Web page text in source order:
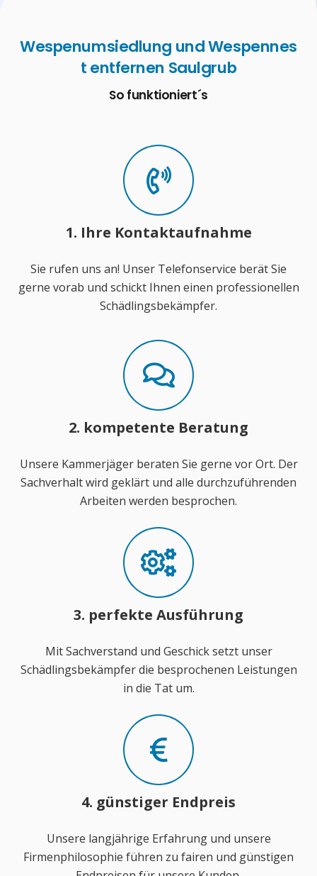
Wespenumsiedlung und Wespennes
t entfernen Saulgrub
So funktioniert´s
1. Ihre Kontaktaufnahme
Sie rufen uns an! Unser Telefonservice berät Sie
gerne vorab und schickt Ihnen einen professionellen
Schädlingsbekämpfer.
2. kompetente Beratung
Unsere Kammerjäger beraten Sie gerne vor Ort. Der
Sachverhalt wird geklärt und alle durchzuführenden
Arbeiten werden besprochen.
3. perfekte Ausführung
Mit Sachverstand und Geschick setzt unser
Schädlingsbekämpfer die besprochenen Leistungen
in die Tat um.
4. günstiger Endpreis
Unsere langjährige Erfahrung und unsere
Firmenphilosophie führen zu fairen und günstigen